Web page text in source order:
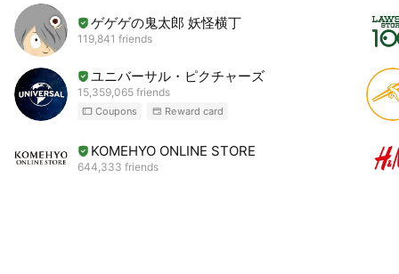
ゲゲゲの鬼太郎 妖怪横丁
119,841 friends
ユニバーサル・ピクチャーズ
15,359,065 friends
Coupons Reward card
KOMEHYO ONLINE STORE
644,333 friends